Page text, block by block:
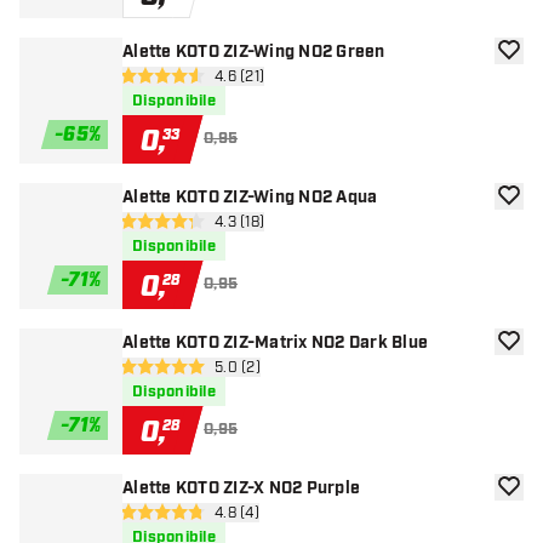
-65%
Alette KOTO ZIZ-Wing NO2 Green
apri pannello recensioni
4.6 stelle di valutazione
4.6 (21)
Disponibile
0,33 0,95
-71%
Alette KOTO ZIZ-Wing NO2 Aqua
apri pannello recensioni
4.3 stelle di valutazione
4.3 (18)
Disponibile
0,28 0,95
-71%
Alette KOTO ZIZ-Matrix NO2 Dark Blue
apri pannello recensioni
5 stelle di valutazione
5.0 (2)
Disponibile
0,28 0,95
Alette KOTO ZIZ-X NO2 Purple
apri pannello recensioni
4.8 stelle di valutazione
4.8 (4)
Disponibile